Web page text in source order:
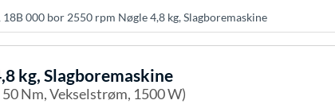
18B 000 bor 2550 rpm Nøgle 4,8 kg, Slagboremaskine
kg, Slagboremaskine
Nm, Vekselstrøm, 1500 W)